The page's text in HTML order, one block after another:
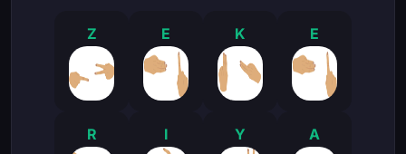
Z E K E
R I Y A